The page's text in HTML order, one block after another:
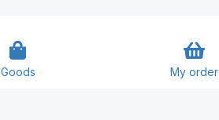
Goods My order